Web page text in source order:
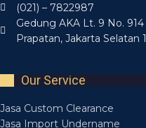
(021) – 7822987
Gedung AKA Lt. 9 No.
Prapatan, Jakarta Selatan
Our Service
Jasa Custom Clearance
Jasa Import Undername